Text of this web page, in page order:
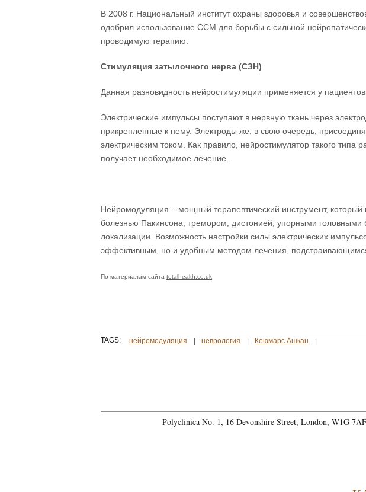
В 2008 г. Национальный институт охраны здоровья и
одобрил использование ССМ для борьбы с сильной
проводимую терапию.
Стимуляция затылочного нерва (СЗН)
Данная разновидность нейростимуляции применяется у
Электрические импульсы поступают в нервную ткань через
прикрепленные к нему. Электроды же, в свою очередь,
электрическим током. Как правило, нейростимулятор такого типа
получает необходимое лечение.
Нейромодуляция – мощный терапевтический инструмент,
болезнью Пакинсона, тремором, дистонией, упорными
локализации. Возможность настройки силы электрических
эффективным, но и удобным методом лечения,
По материалам сайта totalhealth.co.uk
TAGS: нейромодуляция неврология Кеюмарс Ашкан
Polyclinica No. 1, 16 Devonshire Street, London, W1G 7AF